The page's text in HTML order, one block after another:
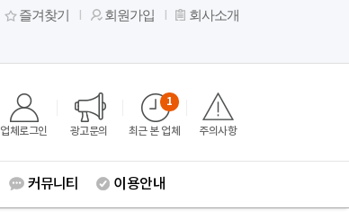
즐겨찾기 회원가입 회사소개
업체로그인 광고문의 최근 본 업체
1
주의사항
커뮤니티 이용안내